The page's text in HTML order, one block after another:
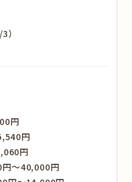
）
円
円
円
～40,000円